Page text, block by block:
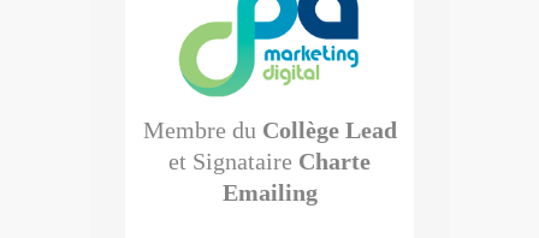
Membre du Collège Lead
et Signataire Charte
Emailing